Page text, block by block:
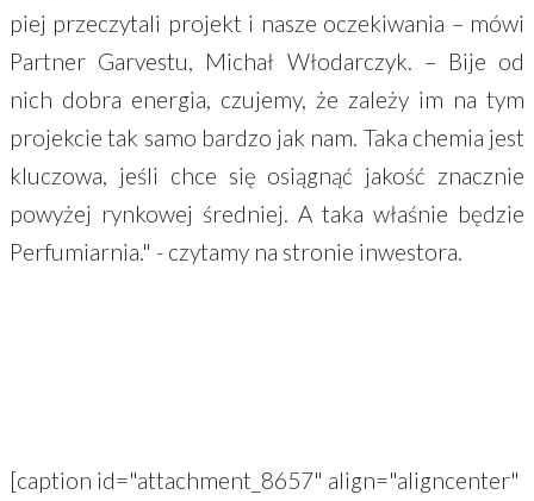
piej prze­czy­ta­li projekt i nasze ocze­ki­wa­nia – mówi
Part­ner Garve­stu, Michał Włodar­czyk. – Bije od
nich dobra ener­gia, czuje­my, że zale­ży im na tym
projek­cie tak samo bardzo jak nam. Taka chemia jest
kluczo­wa, jeśli chce się osią­gnąć jakość znacz­nie
powy­żej rynko­wej śred­niej. A taka właśnie będzie
Perfu­miar­nia." - czytamy na stronie inwestora.
[caption id="attachment_8657" align="aligncenter"